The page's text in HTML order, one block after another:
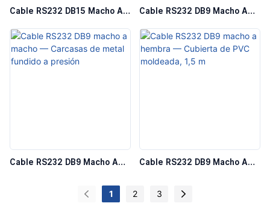
Cable RS232 DB15 Macho A
Fundido A Presión.
Cable RS232 DB9 Macho A
Metal Fundido A Presión
Cable RS232 DB9 Macho A
Cable RS232 DB9 Macho A
Moldeada, 1,5 M
1 2 3